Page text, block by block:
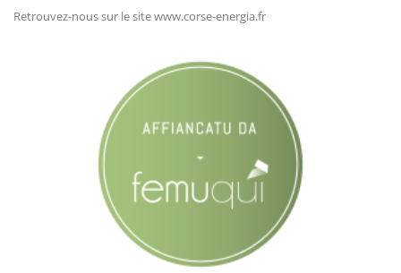
Retrouvez-nous sur le site www.corse-energia.fr